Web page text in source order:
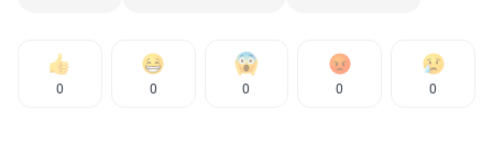
0 0 0 0 0